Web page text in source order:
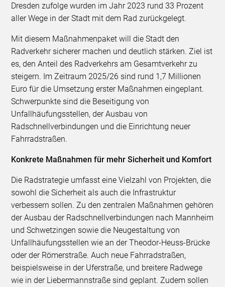
Dresden zufolge wurden im Jahr 2023 rund 33 Prozent
aller Wege in der Stadt mit dem Rad zurückgelegt.
Mit diesem Maßnahmenpaket will die Stadt den
Radverkehr sicherer machen und deutlich stärken. Ziel ist
es, den Anteil des Radverkehrs am Gesamtverkehr zu
steigern. Im Zeitraum 2025/26 sind rund 1,7 Millionen
Euro für die Umsetzung erster Maßnahmen eingeplant.
Schwerpunkte sind die Beseitigung von
Unfallhäufungsstellen, der Ausbau von
Radschnellverbindungen und die Einrichtung neuer
Fahrradstraßen.
Konkrete Maßnahmen für mehr Sicherheit und Komfort
Die Radstrategie umfasst eine Vielzahl von Projekten, die
sowohl die Sicherheit als auch die Infrastruktur
verbessern sollen. Zu den zentralen Maßnahmen gehören
der Ausbau der Radschnellverbindungen nach Mannheim
und Schwetzingen sowie die Neugestaltung von
Unfallhäufungsstellen wie an der Theodor-Heuss-Brücke
oder der Römerstraße. Auch neue Fahrradstraßen,
beispielsweise in der Uferstraße, und breitere Radwege
wie in der Liebermannstraße sind geplant. Zudem sollen